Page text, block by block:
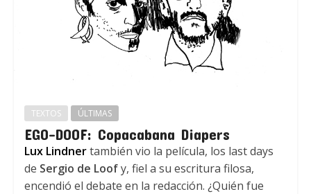
TEXTOS ÚLTIMAS
EGO-DOOF: Copacabana Diapers
Lux Lindnertambién vio la película, los last days
de Sergio de Loofy, fiel a su escritura filosa,
encendió el debate en la redacción. ¿Quién fue